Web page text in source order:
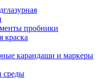
пробники
краска
карандаши и маркеры
среды